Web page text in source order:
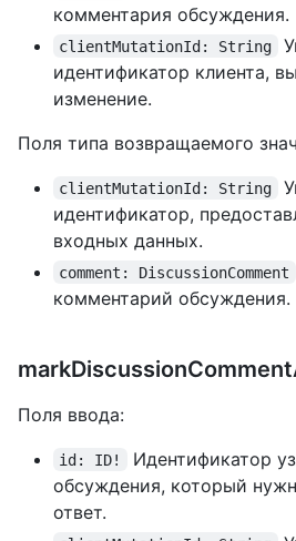
комментария обсуждения.
clientMutationId: String
идентификатор клиента,
изменение.
Поля типа возвращаемого
clientMutationId: String
идентификатор,
входных данных.
comment: DiscussionComment
комментарий обсуждения.
Поля ввода:
id: ID!
Идентификатор
обсуждения, который
ответ.